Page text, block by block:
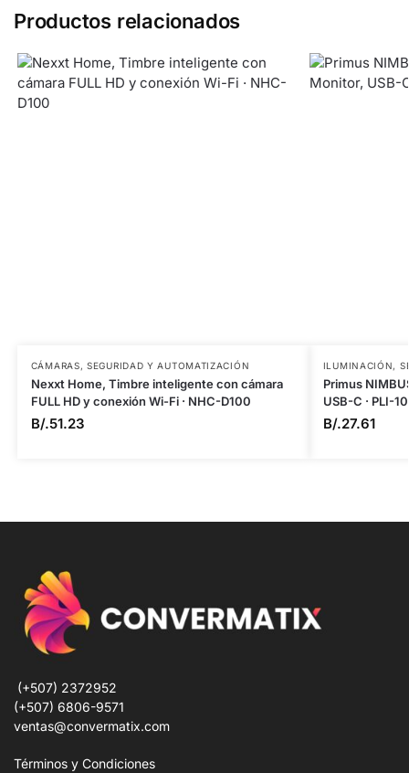
Productos relacionados
CÁMARAS,SEGURIDAD Y AUTOMATIZACIÓN
Nexxt Home, Timbre inteligente con cámara
FULL HD y conexión Wi-Fi · NHC-D100
B/.51.23
ILUMINACIÓN,
Primus
USB-C · PLI-
B/.27.61
(+507) 2372952
(+507) 6806-9571
ventas@convermatix.com
Términos y Condiciones